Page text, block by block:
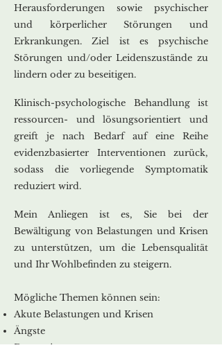
Herausforderungen sowie psychischer
und körperlicher Störungen und
Erkrankungen.Ziel ist es psychische
Störungen und/oder Leidenszustände zu
lindern oder zu beseitigen.
Klinisch-psychologische Behandlung ist
ressourcen- und lösungsorientiert und
greift je nach Bedarf auf eine Reihe
evidenzbasierter Interventionen zurück,
sodass die vorliegende Symptomatik
reduziert wird.
Mein Anliegen ist es, Sie bei der
Bewältigung von Belastungen und Krisen
zu unterstützen, um die Lebensqualität
und Ihr Wohlbefinden zu steigern.
Mögliche Themen können sein:
Akute Belastungen und Krisen
Ängste
Depression